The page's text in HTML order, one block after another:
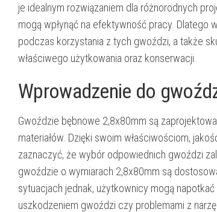
je idealnym rozwiązaniem dla różnorodnych
mogą wpłynąć na efektywność pracy. Dlatego
podczas korzystania z tych gwoździ, a także
właściwego użytkowania oraz konserwacji.
Wprowadzenie do
Gwoździe bębnowe 2,8x80mm są
materiałów. Dzięki swoim właściwościom,
zaznaczyć, że wybór odpowiednich gwoździ
gwoździe o wymiarach 2,8x80mm są
sytuacjach jednak, użytkownicy mogą
uszkodzeniem gwoździ czy problemami z